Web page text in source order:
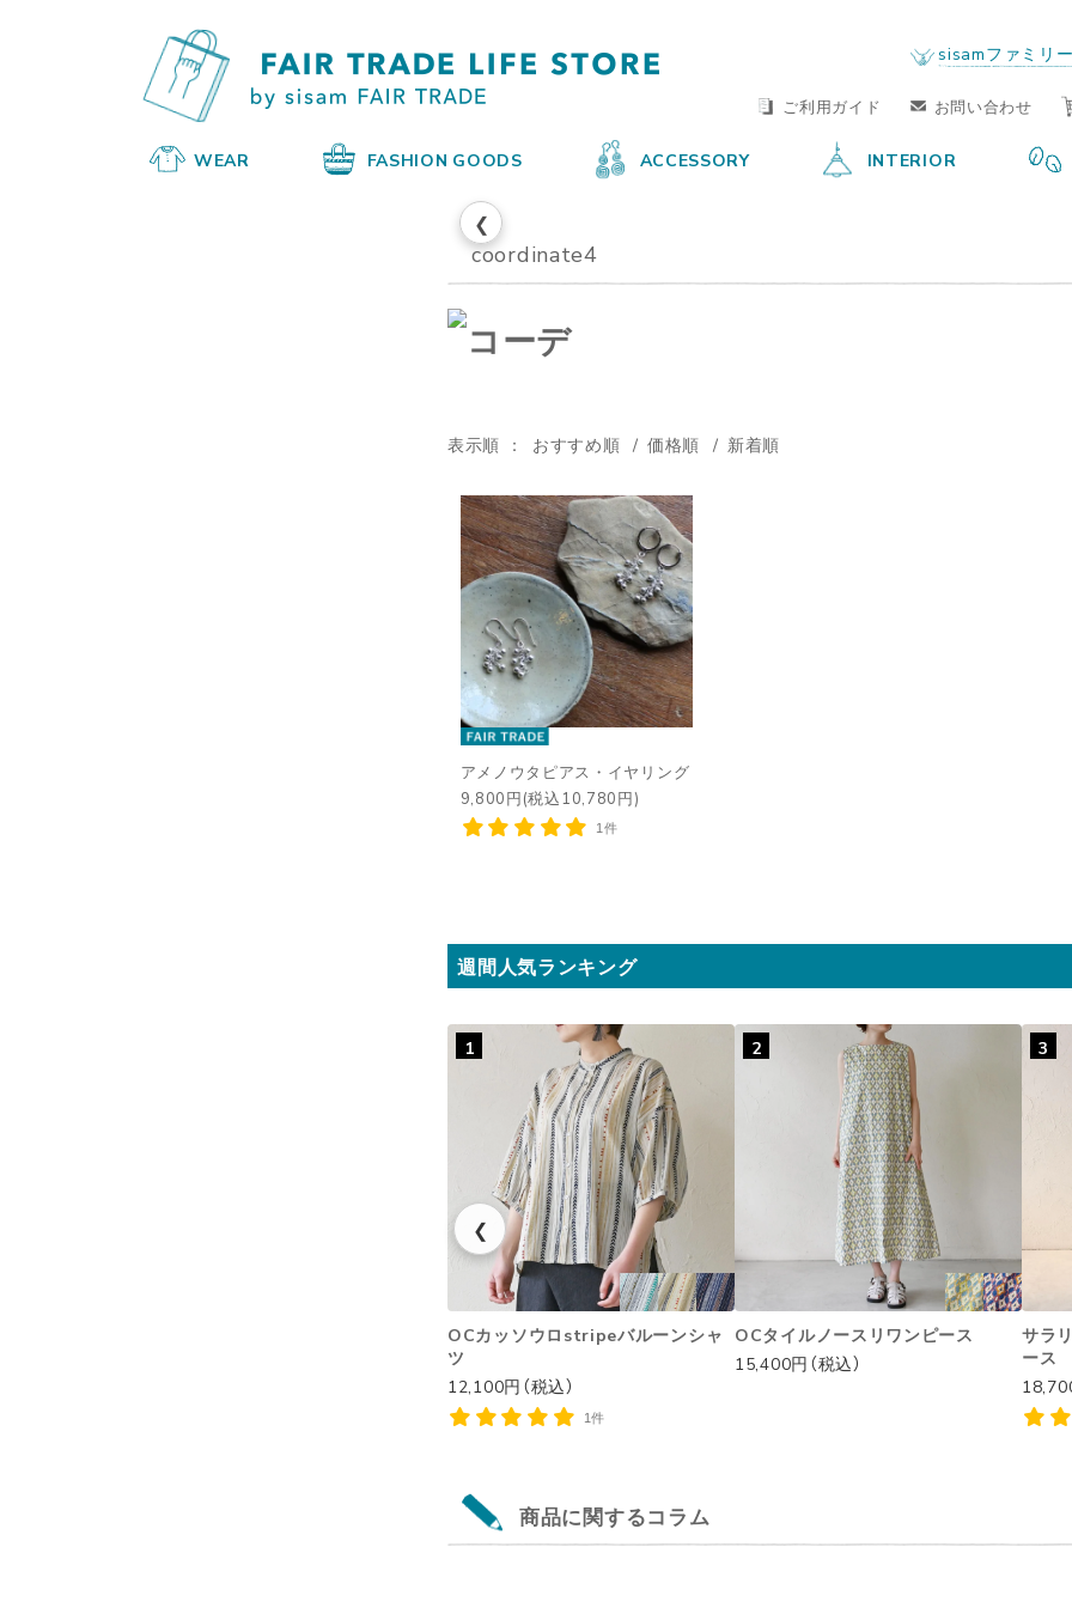
by sisam FAIR TRADE
sisamファミリ
ご利用ガイド お問い合わせ
WEAR FASHION GOODS ACCESSORY INTERIOR
❮
coordinate4
表示順 おすすめ順 価格順 新着順
アメノウタピアス・イヤリング
9,800円(税込10,780円)
1件
週間人気ランキング
❮
1
OCカッソウロstripeバルーンシャ
ツ
12,100円（税込）
1件
2
OCタイルノースリワンピース
15,400円（税込）
3
サラ
ース
商品に関するコラム